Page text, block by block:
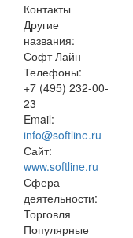
Контакты
Другие
названия:
Софт Лайн
Телефоны:
+7 (495) 232-00-
23
Email:
info@softline.ru
Сайт:
www.softline.ru
Сфера
деятельности:
Торговля
Популярные